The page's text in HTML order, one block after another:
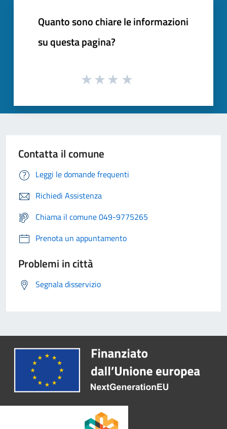
Quanto sono chiare le informazioni
su questa pagina?
Contatta il comune
Leggi le domande frequenti
Richiedi Assistenza
Chiama il comune 049-9775265
Prenota un appuntamento
Problemi in città
Segnala disservizio